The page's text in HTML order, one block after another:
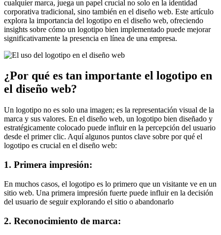
cualquier marca, juega un papel crucial no solo en la identidad
corporativa tradicional, sino también en el diseño web. Este artículo
explora la importancia del logotipo en el diseño web, ofreciendo
insights sobre cómo un logotipo bien implementado puede mejorar
significativamente la presencia en línea de una empresa.
¿Por qué es tan importante el logotipo en
el diseño web?
Un logotipo no es solo una imagen; es la representación visual de la
marca y sus valores. En el diseño web, un logotipo bien diseñado y
estratégicamente colocado puede influir en la percepción del usuario
desde el primer clic. Aquí algunos puntos clave sobre por qué el
logotipo es crucial en el diseño web:
1. Primera impresión:
En muchos casos, el logotipo es lo primero que un visitante ve en un
sitio web. Una primera impresión fuerte puede influir en la decisión
del usuario de seguir explorando el sitio o abandonarlo
2. Reconocimiento de marca: